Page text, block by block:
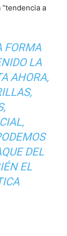
a
FORMA
LA
AHORA,
DEL
EL